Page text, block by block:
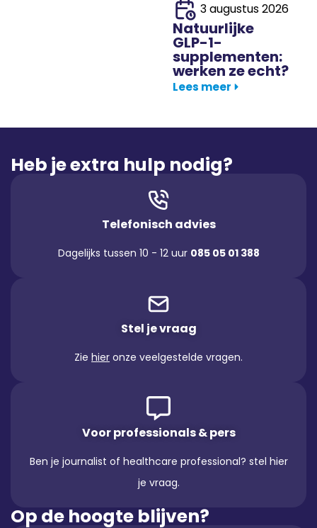
3 augustus 2026
Natuurlijke
GLP-1-
supplementen:
werken ze echt?
Lees meer
Heb je extra hulp nodig?
Telefonisch advies
Dagelijks tussen 10 - 12 uur 085 05 01 388
Stel je vraag
Zie hier onze veelgestelde vragen.
Voor professionals & pers
Ben je journalist of healthcare professional? stel hier
je vraag.
Op de hoogte blijven?